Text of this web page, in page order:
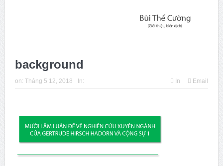
background
on: Tháng 5 12, 2018 In: In Email